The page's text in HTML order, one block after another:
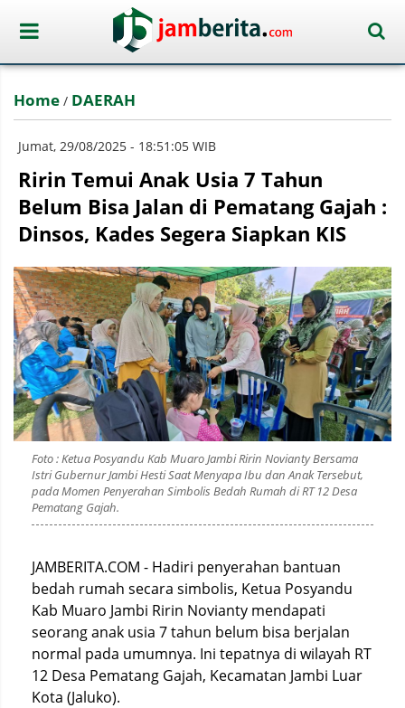
Home / DAERAH
Jumat, 29/08/2025 - 18:51:05 WIB
Ririn Temui Anak Usia 7 Tahun
Belum Bisa Jalan di Pematang Gajah :
Dinsos, Kades Segera Siapkan KIS
Foto : Ketua Posyandu Kab Muaro Jambi Ririn Novianty Bersama
Istri Gubernur Jambi Hesti Saat Menyapa Ibu dan Anak Tersebut,
pada Momen Penyerahan Simbolis Bedah Rumah di RT 12 Desa
Pematang Gajah.
JAMBERITA.COM - Hadiri penyerahan bantuan
bedah rumah secara simbolis, Ketua Posyandu
Kab Muaro Jambi Ririn Novianty mendapati
seorang anak usia 7 tahun belum bisa berjalan
normal pada umumnya. Ini tepatnya di wilayah RT
12 Desa Pematang Gajah, Kecamatan Jambi Luar
Kota (Jaluko).